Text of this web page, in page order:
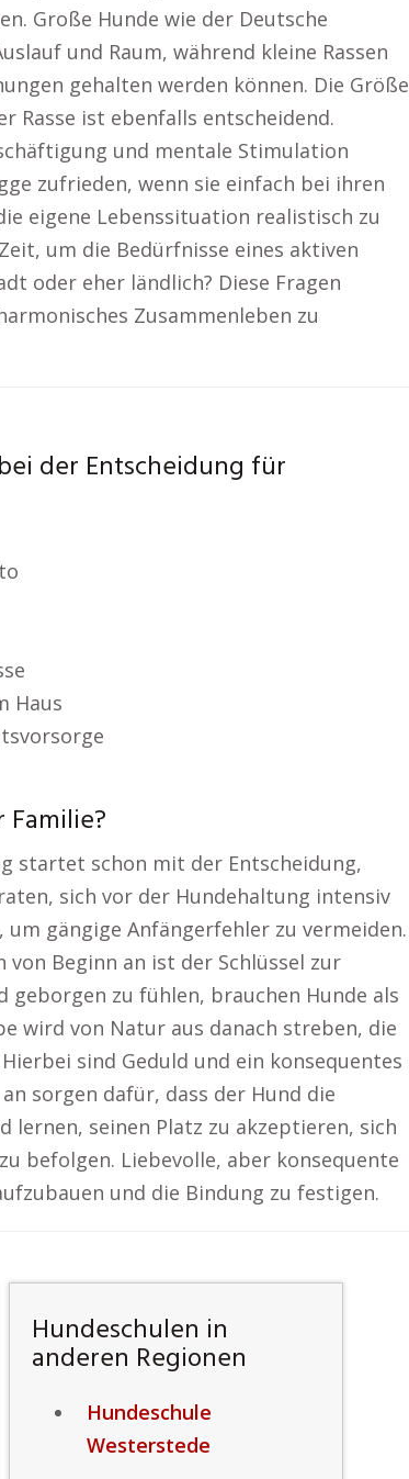
Große Hunde wie der Deutsche
und Raum, während kleine Rassen
gehalten werden können. Die Größe
Rasse ist ebenfalls entscheidend.
und mentale Stimulation
zufrieden, wenn sie einfach bei ihren
eigene Lebenssituation realistisch zu
um die Bedürfnisse eines aktiven
oder eher ländlich? Diese Fragen
Zusammenleben zu
der Entscheidung für
Haus
startet schon mit der Entscheidung,
sich vor der Hundehaltung intensiv
gängige Anfängerfehler zu vermeiden.
Beginn an ist der Schlüssel zur
geborgen zu fühlen, brauchen Hunde als
wird von Natur aus danach streben, die
sind Geduld und ein konsequentes
sorgen dafür, dass der Hund die
lernen, seinen Platz zu akzeptieren, sich
befolgen. Liebevolle, aber konsequente
und die Bindung zu festigen.
Hundeschulen in
anderen Regionen
Hundeschule
Westerstede